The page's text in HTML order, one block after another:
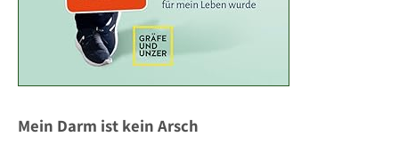
Mein Darm ist kein Arsch